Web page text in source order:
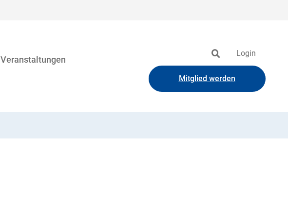
Veranstaltungen
Login
Mitglied werden